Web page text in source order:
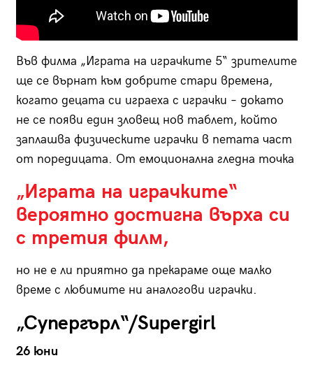
Във филма „Играта на играчките 5“ зрителите
ще се върнат към добрите стари времена,
когато децата си играеха с играчки – докато
не се появи един зловещ нов таблет, който
заплашва физическите играчки в петата част
от поредицата. От емоционална гледна точка
„Играта на играчките“
вероятно достигна върха си
с третия филм,
но не е ли приятно да прекараме още малко
време с любимите ни аналогови играчки.
„Супергърл“/Supergirl
26 юни